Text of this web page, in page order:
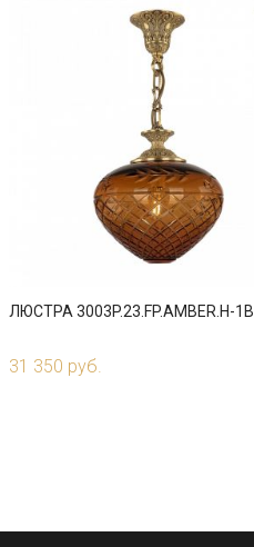
ЛЮСТРА 3003P.23.FP.AMBER.H-1B
31 350 руб.